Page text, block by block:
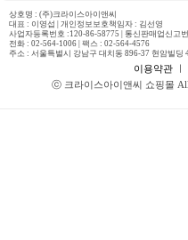
상호명 : (주)크라이스아이앤씨
대표 : 이영섭 | 개인정보보호책임자 : 김선영
사업자등록번호 :120-86-58775 | 통신판매업신고
전화 : 02-564-1006 | 팩스 : 02-564-4576
주소 : 서울특별시 강남구 대치동 896-37 현암빌딩
이용약관ㅣ
ⓒ 크라이스아이앤씨 쇼핑몰 All